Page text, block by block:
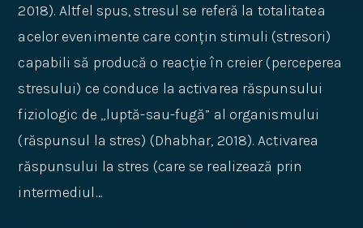
2018). Altfel spus, stresul se referă la totalitatea
acelor evenimente care conțin stimuli (stresori)
capabili să producă o reacție în creier (perceperea
stresului) ce conduce la activarea răspunsului
fiziologic de „luptă-sau-fugă” al organismului
(răspunsul la stres) (Dhabhar, 2018). Activarea
răspunsului la stres (care se realizează prin
intermediul…